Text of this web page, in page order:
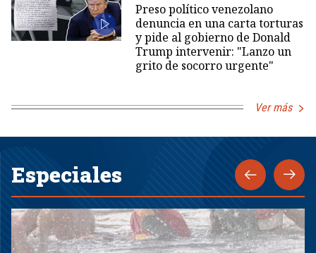
Preso político venezolano
denuncia en una carta torturas
y pide al gobierno de Donald
Trump intervenir: "Lanzo un
grito de socorro urgente"
Ver más
Especiales